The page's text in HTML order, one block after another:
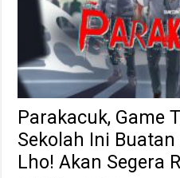
Parakacuk, Game
Sekolah Ini
Lho! Akan Segera